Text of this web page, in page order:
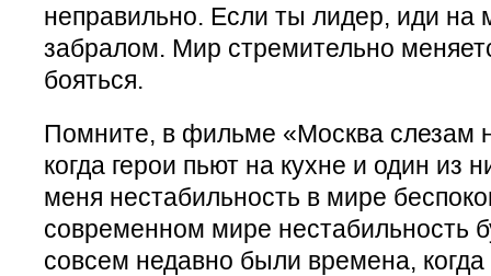
неправильно. Если ты лидер, иди на
забралом. Мир стремительно
бояться.
Помните, в фильме «Москва слезам
когда герои пьют на кухне и один из
меня нестабильность в мире
современном мире нестабильность
совсем недавно были времена, когда